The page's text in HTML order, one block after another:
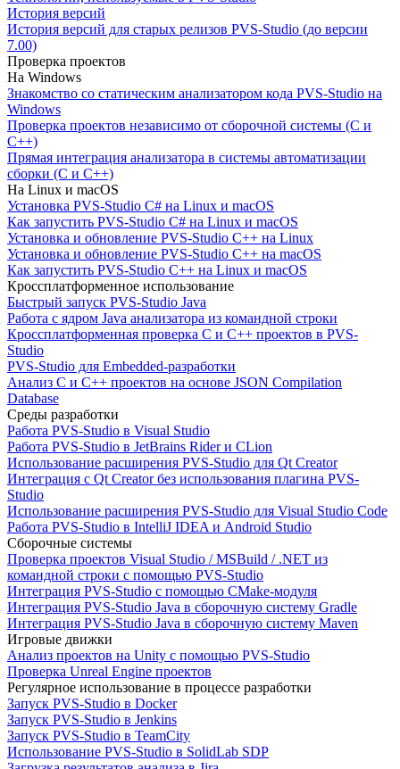
История версий
История версий для старых релизов PVS-Studio (до версии
7.00)
Проверка проектов
На Windows
Знакомство со статическим анализатором кода PVS-Studio на
Windows
Проверка проектов независимо от сборочной системы (C и
C++)
Прямая интеграция анализатора в системы автоматизации
сборки (C и C++)
На Linux и macOS
Установка PVS-Studio C# на Linux и macOS
Как запустить PVS-Studio C# на Linux и macOS
Установка и обновление PVS-Studio C++ на Linux
Установка и обновление PVS-Studio C++ на macOS
Как запустить PVS-Studio C++ на Linux и macOS
Кроссплатформенное использование
Быстрый запуск PVS-Studio Java
Работа с ядром Java анализатора из командной строки
Кроссплатформенная проверка C и C++ проектов в PVS-
Studio
PVS-Studio для Embedded-разработки
Анализ C и C++ проектов на основе JSON Compilation
Database
Среды разработки
Работа PVS-Studio в Visual Studio
Работа PVS-Studio в JetBrains Rider и CLion
Использование расширения PVS-Studio для Qt Creator
Интеграция с Qt Creator без использования плагина PVS-
Studio
Использование расширения PVS-Studio для Visual Studio Code
Работа PVS-Studio в IntelliJ IDEA и Android Studio
Сборочные системы
Проверка проектов Visual Studio / MSBuild / .NET из
командной строки с помощью PVS-Studio
Интеграция PVS-Studio с помощью CMake-модуля
Интеграция PVS-Studio Java в сборочную систему Gradle
Интеграция PVS-Studio Java в сборочную систему Maven
Игровые движки
Анализ проектов на Unity с помощью PVS-Studio
Проверка Unreal Engine проектов
Регулярное использование в процессе разработки
Запуск PVS-Studio в Docker
Запуск PVS-Studio в Jenkins
Запуск PVS-Studio в TeamCity
Использование PVS-Studio в SolidLab SDP